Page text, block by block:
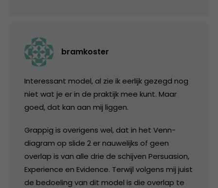
bramkoster
Interessant model, al zie ik eerlijk gezegd nog
niet wat je er in de praktijk mee kunt. Maar
goed, dat kan aan mij liggen.
Grappig is overigens wel, dat in het Venn-
diagram op slide 2 er nauwelijks of geen
overlap is van alle drie de schijven Persuasion,
Experience en Evidence. Terwijl volgens mij juist
de bedoeling van dit model is die overlap te